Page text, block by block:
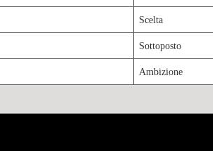
Scelta
Sottoposto
Ambizione